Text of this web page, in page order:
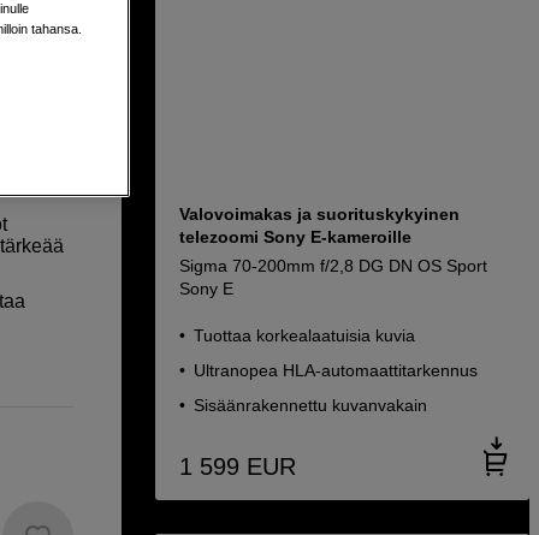
Valovoimakas ja suorituskykyinen
telezoomi Sony E-kameroille
Sigma 70-200mm f/2,8 DG DN OS Sport
Sony E
Tuottaa korkealaatuisia kuvia
Ultranopea HLA-automaattitarkennus
Sisäänrakennettu kuvanvakain
1 599 EUR
tahansa.